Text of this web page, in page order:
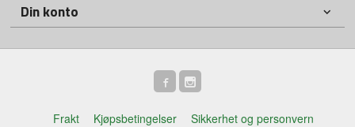
Din konto
Frakt Kjøpsbetingelser
Sikkerhet og personvern